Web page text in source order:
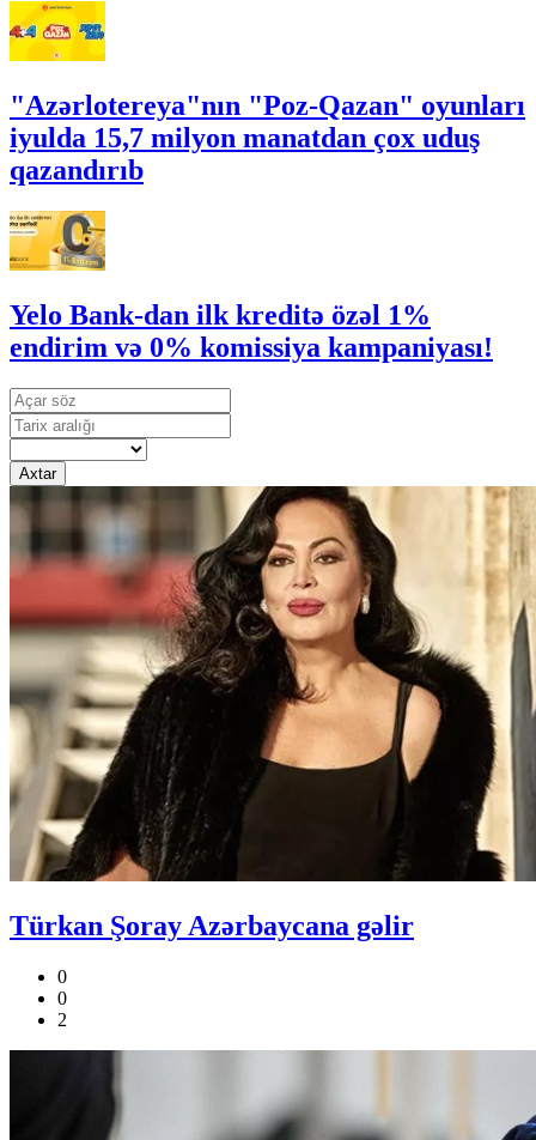
"Azərlotereya"nın "Poz-Qazan" oyunları
iyulda 15,7 milyon manatdan çox uduş
qazandırıb
Yelo Bank-dan ilk kreditə özəl 1%
endirim və 0% komissiya kampaniyası!
Axtar
Türkan Şoray Azərbaycana gəlir
0
0
2